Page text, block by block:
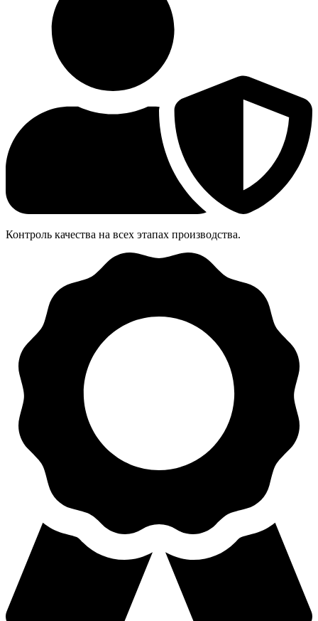
Контроль качества на всех этапах производства.